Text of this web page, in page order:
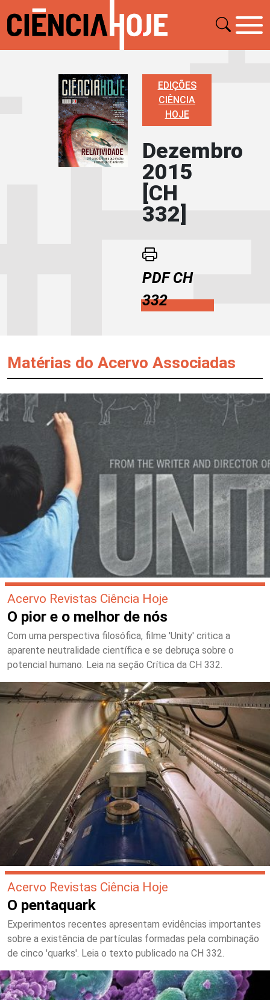
EDIÇÕES
CIÊNCIA
HOJE
Dezembro
2015
[CH
332]
PDF CH
332
Matérias do Acervo Associadas
Acervo Revistas Ciência Hoje
O pior e o melhor de nós
Com uma perspectiva filosófica, filme 'Unity' critica a
aparente neutralidade científica e se debruça sobre o
potencial humano. Leia na seção Crítica da CH 332.
Acervo Revistas Ciência Hoje
O pentaquark
Experimentos recentes apresentam evidências importantes
sobre a existência de partículas formadas pela combinação
de cinco 'quarks'. Leia o texto publicado na CH 332.